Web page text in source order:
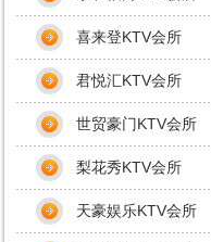
喜来登KTV会所
君悦汇KTV会所
世贸豪门KTV会所
梨花秀KTV会所
天豪娱乐KTV会所